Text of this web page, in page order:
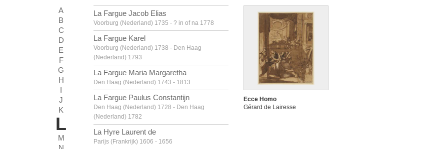
A
B
C
D
E
F
G
H
I
J
K
L
M
La Fargue Jacob Elias
Voorburg (Nederland) 1735 - ? in of na 1778
La Fargue Karel
Voorburg (Nederland) 1738 - Den Haag
(Nederland) 1793
La Fargue Maria Margaretha
Den Haag (Nederland) 1743 - 1813
La Fargue Paulus Constantijn
Den Haag (Nederland) 1728 - Den Haag
(Nederland) 1782
La Hyre Laurent de
Parijs (Frankrijk) 1606 - 1656
Ecce Homo
Gérard de Lairesse